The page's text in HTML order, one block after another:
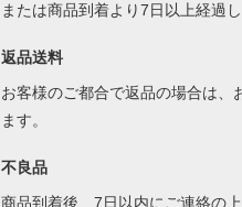
または商品到着より7日以上経過
返品送料
お客様のご都合で返品の場合は、
ます。
不良品
商品到着後、7日以内にご連絡の